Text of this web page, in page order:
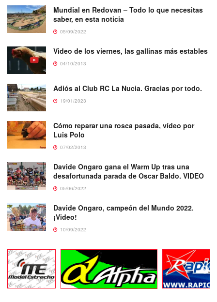
Mundial en Redovan – Todo lo que necesitas
saber, en esta noticia
05/09/2022
Video de los viernes, las gallinas más estables
04/10/2013
Adiós al Club RC La Nucia. Gracias por todo.
19/01/2023
Cómo reparar una rosca pasada, vídeo por
Luis Polo
07/02/2013
Davide Ongaro gana el Warm Up tras una
desafortunada parada de Oscar Baldo. VIDEO
05/06/2022
Davide Ongaro, campeón del Mundo 2022.
¡Video!
10/09/2022